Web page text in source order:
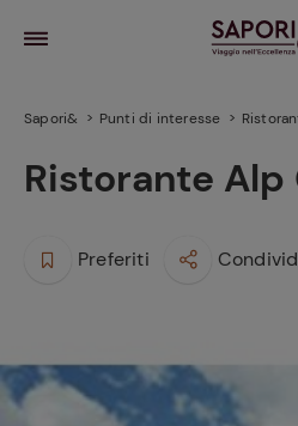
la frutta
Sapori& Punti di interesse
Ristorante Alp
Preferiti